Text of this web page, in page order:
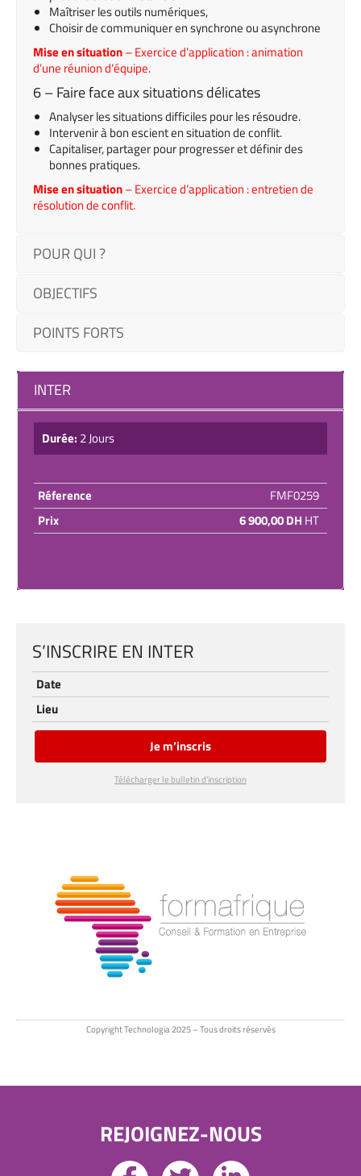
Maîtriser les outils numériques,
Choisir de communiquer en synchrone ou asynchrone
Mise en situation– Exercice d’application : animation
d’une réunion d’équipe.
6 – Faire face aux situations délicates
Analyser les situations difficiles pour les résoudre.
Intervenir à bon escient en situation de conflit.
Capitaliser, partager pour progresser et définir des
bonnes pratiques.
Mise en situation– Exercice d’application : entretien de
résolution de conflit.
POUR QUI ?
OBJECTIFS
POINTS FORTS
INTER
Durée: 2 Jours
Réference
FMF0259
Prix
6 900,00 DH HT
S’INSCRIRE EN INTER
Date
Lieu
Je m’inscris
Télécharger le bulletin d’inscription
Copyright Technologia 2025 – Tous droits réservés
REJOIGNEZ-NOUS